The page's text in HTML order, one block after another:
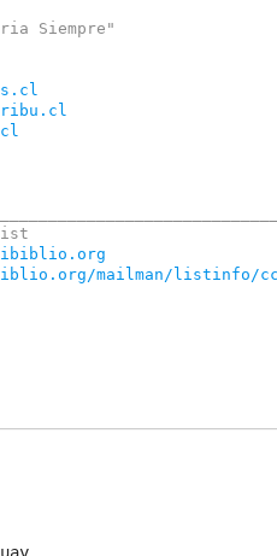
mailman/listinfo/